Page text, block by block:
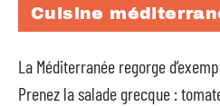
Cuisine
La Méditerranée regorge
Prenez la salade grecque :